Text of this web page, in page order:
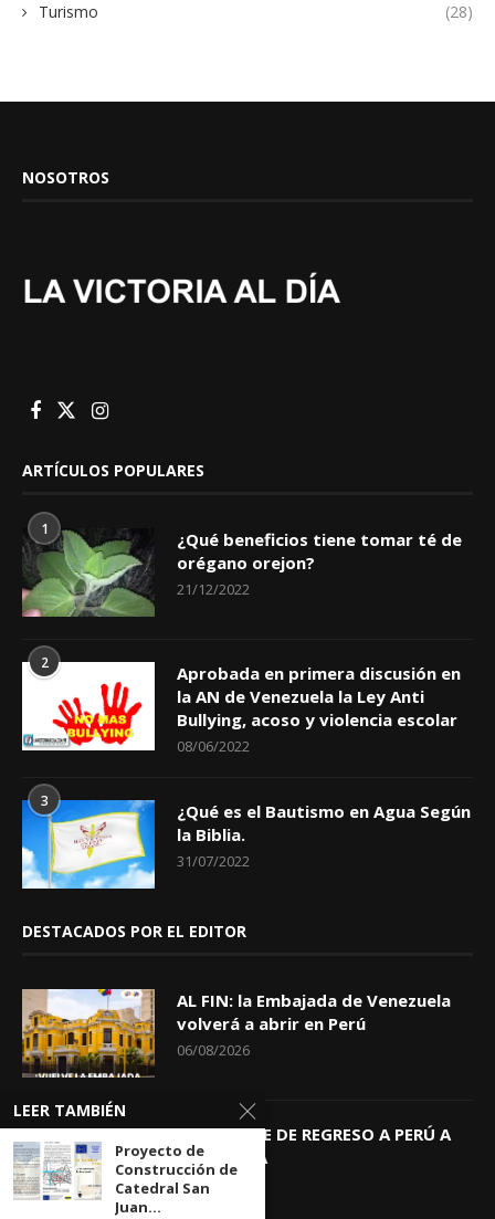
Turismo (28)
NOSOTROS
ARTÍCULOS POPULARES
1
¿Qué beneficios tiene tomar té de
orégano orejon?
21/12/2022
2
Aprobada en primera discusión en
la AN de Venezuela la Ley Anti
Bullying, acoso y violencia escolar
08/06/2022
3
¿Qué es el Bautismo en Agua Según
la Biblia.
31/07/2022
DESTACADOS POR EL EDITOR
AL FIN: la Embajada de Venezuela
volverá a abrir en Perú
06/08/2026
KEIKO TRAE DE REGRESO A PERÚ A
GIOVANNA
04/08/2026
LEER TAMBIÉN
Proyecto de
Construcción de
Catedral San
Juan...